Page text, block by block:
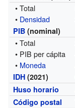
• Total
• Densidad
PIB (nominal)
• Total
• PIB per cápita
• Moneda
IDH (2021)
Huso horario
Código postal